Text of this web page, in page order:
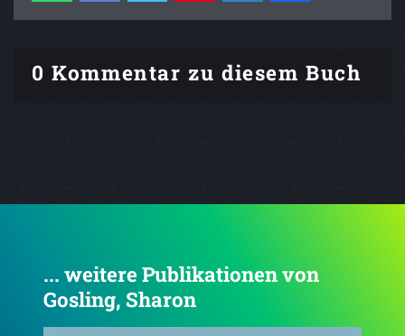
0 Kommentar zu diesem Buch
... weitere Publikationen von
Gosling, Sharon